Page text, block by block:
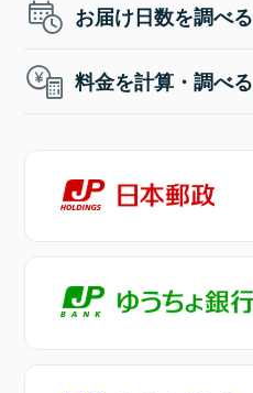
お届け日数を調べる
料金を計算・調べる